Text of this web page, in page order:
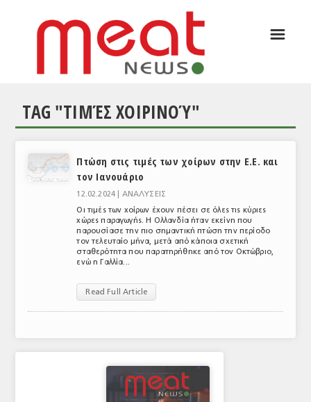
ΕΙΔΗΣΕΙΣ
ΘΕΜΑΤΑ
☰
TAG "ΤΙΜΈΣ ΧΟΙΡΙΝΟΎ"
Πτώση στις τιμές των χοίρων στην Ε.Ε. και
τον Ιανουάριο
12.02.2024 | ΑΝΑΛΥΣΕΙΣ
Οι τιμές των χοίρων έχουν πέσει σε όλες τις κύριες
χώρες παραγωγής. Η Ολλανδία ήταν εκείνη που
παρουσίασε την πιο σημαντική πτώση την περίοδο
τον τελευταίο μήνα, μετά από κάποια σχετική
σταθερότητα που παρατηρήθηκε από τον Οκτώβριο,
ενώ η Γαλλία...
Read Full Article